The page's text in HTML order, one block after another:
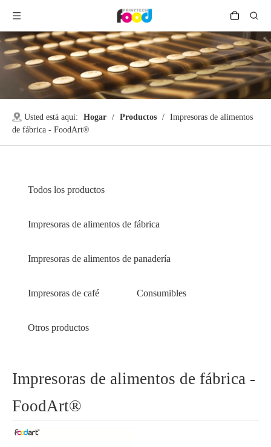
Usted está aquí: Hogar / Productos / Impresoras de alimentos
de fábrica - FoodArt®
Todos los productos
Impresoras de alimentos de fábrica
Impresoras de alimentos de panadería
Impresoras de café Consumibles
Otros productos
Impresoras de alimentos de fábrica -
FoodArt®